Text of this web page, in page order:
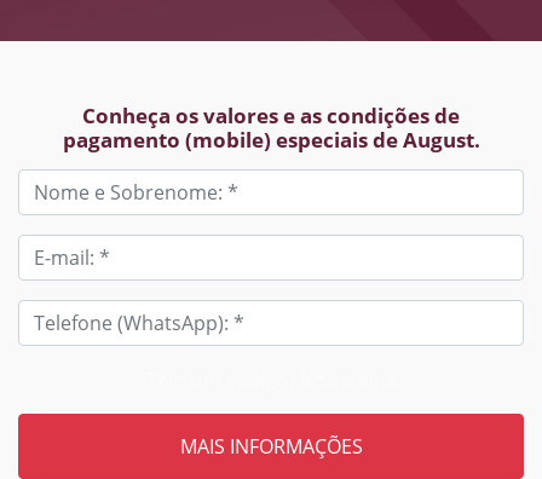
Conheça os valores e as condições de
pagamento (mobile) especiais de August.